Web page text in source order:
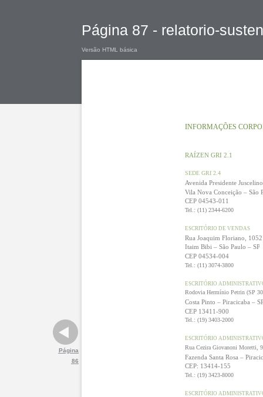
Página 87 - relatorio-
Versão HTML básica
Página
86
INFORMAÇÕES
RAÍZEN GRI 2.1
SEDE GRI 2.4
Avenida Presidente
Vila Nova Conceição – São
CEP 04543-011
Tel.: (11) 2344-6200
ESCRITÓRIO DE VENDAS
Rua Joaquim Floriano, 1052
Itaim Bibi – São Paulo – SP
CEP 04534-004
Tel.: (11) 3074-3800
ESCRITÓRIO
Rodovia Hermínio Petrin (SP
Costa Pinto – Piracicaba –
CEP 13411-900
Tel.: (19) 3403-2000
ESCRITÓRIO
Rua Cezira Giovanoni Moretti,
Fazenda Santa Rosa –
CEP: 13414-155
Tel.: (19) 3423-8000
ESCRITÓRIO